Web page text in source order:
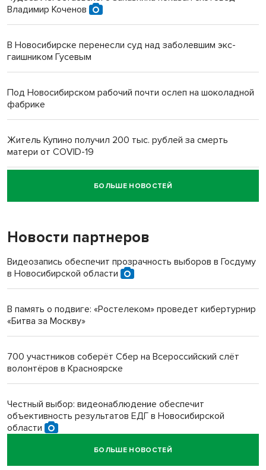
Владимир Коченов
В Новосибирске перенесли суд над заболевшим экс-
гаишником Гусевым
Под Новосибирском рабочий почти ослеп на шоколадной
фабрике
Житель Купино получил 200 тыс. рублей за смерть
матери от COVID-19
Новосибирский суд наказал водителя за смерть
пенсионерки на вокзале
«Мы живём на пастбище!»: в новосибирском селе лошади
терроризируют жителей
Инвалид получил условный срок за избиение врачей
БОЛЬШЕ НОВОСТЕЙ
Новости партнеров
Видеозапись обеспечит прозрачность выборов в Госдуму
в Новосибирской области
В память о подвиге: «Ростелеком» проведет кибертурнир
«Битва за Москву»
700 участников соберёт Сбер на Всероссийский слёт
волонтёров в Красноярске
Честный выбор: видеонаблюдение обеспечит
объективность результатов ЕДГ в Новосибирской
области
Кибертанки пошли в бой: «Ростелеком» объявляет
БОЛЬШЕ НОВОСТЕЙ